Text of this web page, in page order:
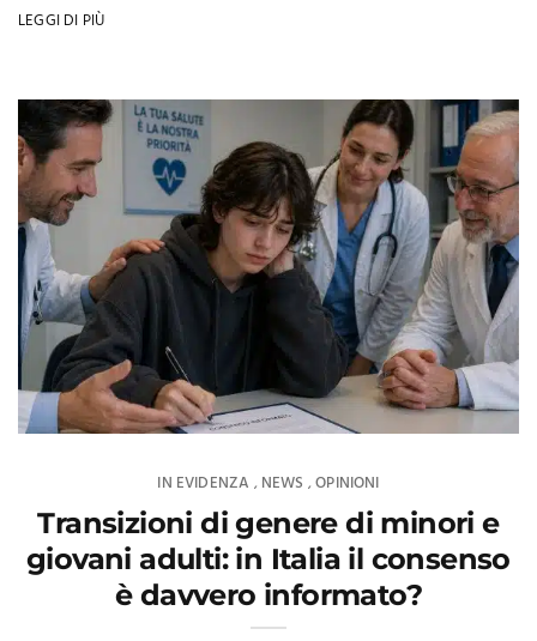
LEGGI DI PIÙ
IN EVIDENZA , NEWS ,OPINIONI
Transizioni di genere di minori e
giovani adulti: in Italia il consenso
è davvero informato?